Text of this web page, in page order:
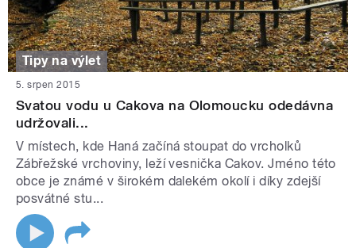
Tipy na výlet
5. srpen 2015
Svatou vodu u Cakova na Olomoucku odedávna
udržovali...
V místech, kde Haná začíná stoupat do vrcholků
Zábřežské vrchoviny, leží vesnička Cakov. Jméno této
obce je známé v širokém dalekém okolí i díky zdejší
posvátné stu...